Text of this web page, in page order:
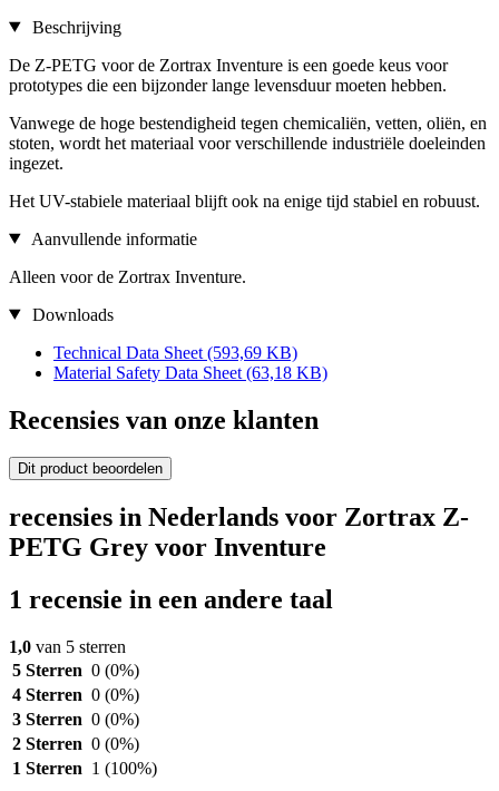
Beschrijving
De Z-PETG voor de Zortrax Inventure is een goede keus voor
prototypes die een bijzonder lange levensduur moeten hebben.
Vanwege de hoge bestendigheid tegen chemicaliën, vetten, oliën, en
stoten, wordt het materiaal voor verschillende industriële doeleinden
ingezet.
Het UV-stabiele materiaal blijft ook na enige tijd stabiel en robuust.
Aanvullende informatie
Alleen voor de Zortrax Inventure.
Downloads
Technical Data Sheet (593,69 KB)
Material Safety Data Sheet (63,18 KB)
Recensies van onze klanten
Dit product beoordelen
recensies in Nederlands voor Zortrax Z-
PETG Grey voor Inventure
1 recensie in een andere taal
1,0 van 5 sterren
5 Sterren 0 (0%)
4 Sterren 0 (0%)
3 Sterren 0 (0%)
2 Sterren 0 (0%)
1 Sterren 1 (100%)